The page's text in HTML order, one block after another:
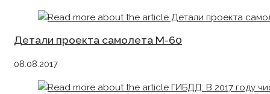
Детали проекта самолета М-60
08.08.2017